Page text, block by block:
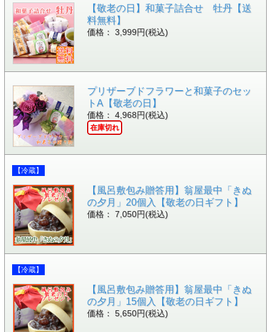
【敬老の日】和菓子詰合せ 牡丹【送
料無料】
価格： 3,999円(税込)
プリザーブドフラワーと和菓子のセッ
トA【敬老の日】
価格： 4,968円(税込)
在庫切れ
【冷蔵】
【風呂敷包み贈答用】翁屋最中「きぬ
の夕月」20個入【敬老の日ギフト】
価格： 7,050円(税込)
【冷蔵】
【風呂敷包み贈答用】翁屋最中「きぬ
の夕月」15個入【敬老の日ギフト】
価格： 5,650円(税込)